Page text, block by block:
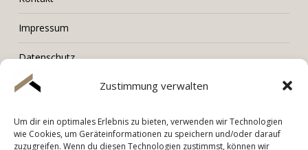
Zustimmung verwalten
Um dir ein optimales Erlebnis zu bieten, verwenden wir Technologien
wie Cookies, um Geräteinformationen zu speichern und/oder darauf
zuzugreifen. Wenn du diesen Technologien zustimmst, können wir
Impressum
Datenschutz
LORENZ Immobilien
Tel. +436603006001